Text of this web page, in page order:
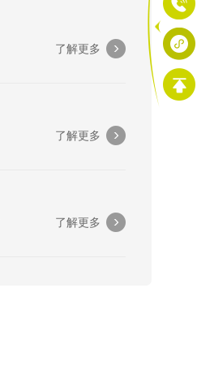
了解更多
了解更多
了解更多